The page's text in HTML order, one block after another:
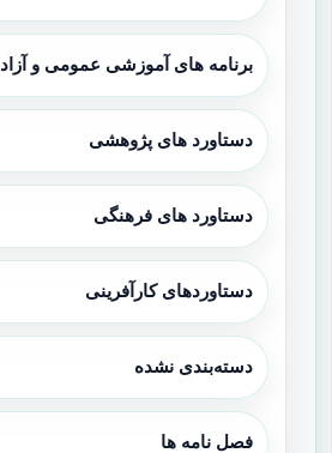
برنامه های آموزشی عمومی و آزاد
دستاورد های پژوهشی
دستاورد های فرهنگی
دستاوردهای کارآفرینی
دسته‌بندی نشده
فصل نامه ها